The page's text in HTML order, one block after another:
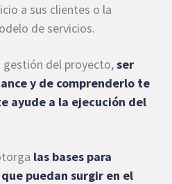
a sus clientes o la
de servicios.
gestión del proyecto,ser
y de comprenderlo te
ayude a la ejecución del
las bases para
puedan surgir en el